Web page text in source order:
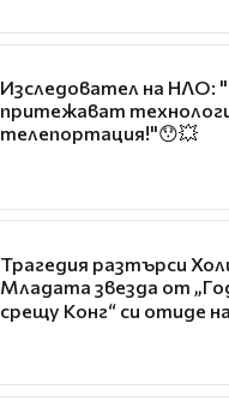
Изследовател на
притежават
телепортация!"😯💥
Трагедия разтърси
Младата звезда от
срещу Конг“ си отиде